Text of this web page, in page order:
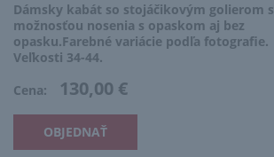
Dámsky kabát so stojáčikovým golierom s
možnosťou nosenia s opaskom aj bez
opasku.Farebné variácie podľa fotografie.
Veľkosti 34-44.
Cena:
130,00 €
OBJEDNAŤ